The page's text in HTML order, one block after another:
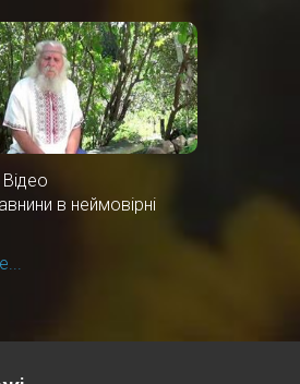
Відео
в неймовірні